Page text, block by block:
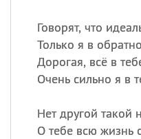
Говорят, что
Только я в
Дорогая, всё в
Очень сильно я в
Нет другой такой
О тебе всю жизнь